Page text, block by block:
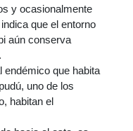
y ocasionalmente
que el entorno
aún conserva
endémico que habita
uno de los
habitan el